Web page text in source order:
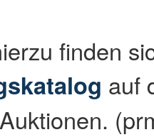
finden
auf